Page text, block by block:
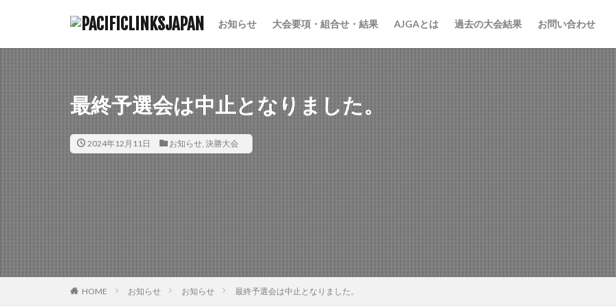
お知らせ 大会要項・組合せ・結果 AJGAとは 過去の大会結果 お問い合わせ
最終予選会は中止となりました。
2024年12月11日 お知らせ, 決勝大会
HOME お知らせ お知らせ 最終予選会は中止となりました。
カテゴリー
検索